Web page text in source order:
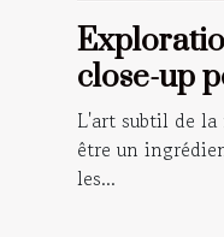
close-up
vos
L'art subtil de la
être un
les...